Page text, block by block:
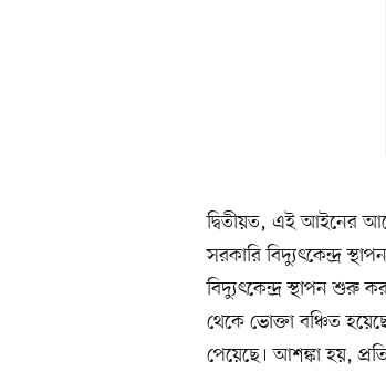
দ্বিতীয়ত, এই আইনের
সরকারি বিদ্যুৎকেন্দ্র
বিদ্যুৎকেন্দ্র স্থাপন শুরু
থেকে ভোক্তা বঞ্চিত
পেয়েছে। আশঙ্কা হয়,